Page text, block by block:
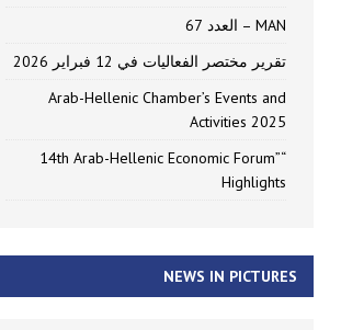
MAN – العدد 67
تقرير مختصر الفعاليات في 12 فبراير 2026
Arab-Hellenic Chamber’s Events and
Activities 2025
“14th Arab-Hellenic Economic Forum”
Highlights
NEWS IN PICTURES